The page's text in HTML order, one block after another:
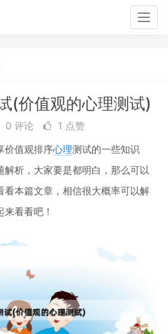
(价值观的心理测试)
0 评论
1 点赞
价值观排序心理测试的一些知识
解析，大家要是都明白，那么可以
看本篇文章，相信很大概率可以解
看看吧！